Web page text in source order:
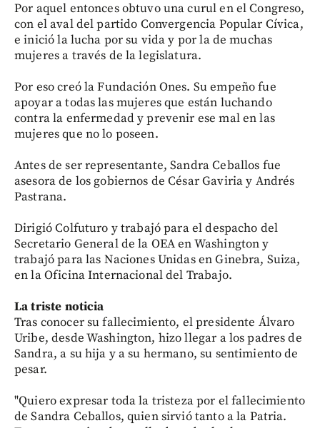
Por aquel entonces obtuvo una curul en el Congreso,
con el aval del partido Convergencia Popular Cívica,
e inició la lucha por su vida y por la de muchas
mujeres a través de la legislatura.
Por eso creó la Fundación Ones. Su empeño fue
apoyar a todas las mujeres que están luchando
contra la enfermedad y prevenir ese mal en las
mujeres que no lo poseen.
Antes de ser representante, Sandra Ceballos fue
asesora de los gobiernos de César Gaviria y Andrés
Pastrana.
Dirigió Colfuturo y trabajó para el despacho del
Secretario General de la OEA en Washington y
trabajó para las Naciones Unidas en Ginebra, Suiza,
en la Oficina Internacional del Trabajo.
La triste noticia
Tras conocer su fallecimiento, el presidente Álvaro
Uribe, desde Washington, hizo llegar a los padres de
Sandra, a su hija y a su hermano, su sentimiento de
pesar.
"Quiero expresar toda la tristeza por el fallecimiento
de Sandra Ceballos, quien sirvió tanto a la Patria.